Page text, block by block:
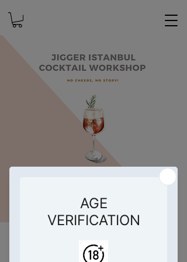
Jigger İstanbul